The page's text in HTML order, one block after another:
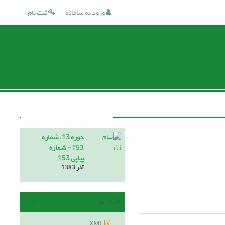
ثبت نام ورود به سامانه
دوره 13، شماره
153 - شماره
پیاپی 153
آذر 1383
فایل ها